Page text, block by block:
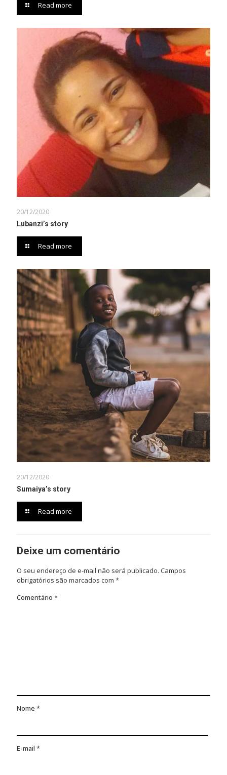
Read more
20/12/2020
Lubanzi’s story
Read more
20/12/2020
Sumaiya’s story
Read more
Deixe um comentário
O seu endereço de e-mail não será publicado. Campos
obrigatórios são marcados com *
Comentário *
Nome *
E-mail *